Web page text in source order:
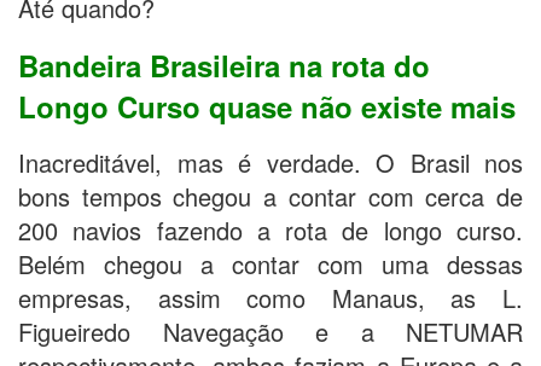
Até quando?
Bandeira Brasileira na rota do
Longo Curso quase não existe mais
Inacreditável, mas é verdade. O Brasil nos
bons tempos chegou a contar com cerca de
200 navios fazendo a rota de longo curso.
Belém chegou a contar com uma dessas
empresas, assim como Manaus, as L.
Figueiredo Navegação e a NETUMAR